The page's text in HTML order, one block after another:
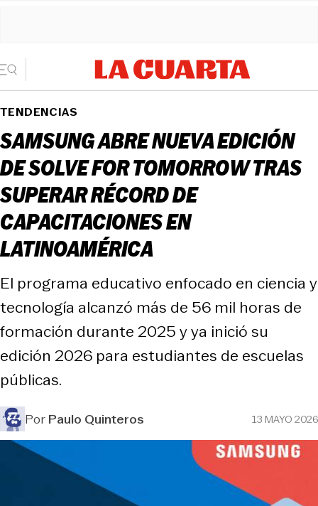
TENDENCIAS
SAMSUNG ABRE NUEVA EDICIÓN
DE SOLVE FOR TOMORROW TRAS
SUPERAR RÉCORD DE
CAPACITACIONES EN
LATINOAMÉRICA
El programa educativo enfocado en ciencia y
tecnología alcanzó más de 56 mil horas de
formación durante 2025 y ya inició su
edición 2026 para estudiantes de escuelas
públicas.
PorPaulo Quinteros 13 MAYO 2026